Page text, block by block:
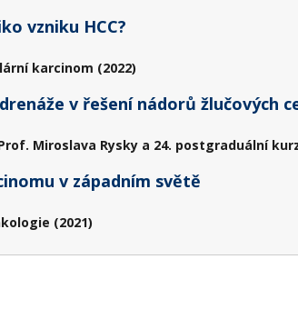
vzniku HCC?
karcinom (2022)
v řešení nádorů žlučových
Miroslava Rysky a 24. postgraduální kurz
v západním světě
(2021)